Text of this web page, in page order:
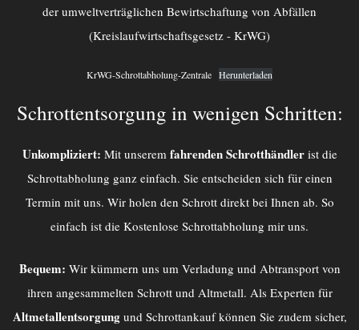
der umweltverträglichen Bewirtschaftung von Abfällen
(Kreislaufwirtschaftsgesetz - KrWG)
KrWG-Schrottabholung-Zentrale Herunterladen
Schrottentsorgung in wenigen Schritten:
Unkompliziert: Mit unserem fahrenden Schrotthändlerist die
Schrottabholung ganz einfach. Sie entscheiden sich für einen
Termin mit uns. Wir holen den Schrott direkt bei Ihnen ab. So
einfach ist die Kostenlose Schrottabholung mir uns.
Bequem: Wir kümmern uns um Verladung und Abtransport von
ihren angesammelten Schrott und Altmetall. Als Experten für
Altmetallentsorgung und Schrottankauf können Sie zudem sicher,